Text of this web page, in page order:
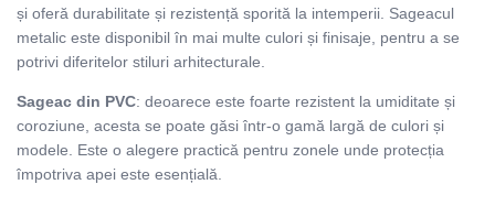
și oferă durabilitate și rezistență sporită la intemperii. Sageacul
metalic este disponibil în mai multe culori și finisaje, pentru a se
potrivi diferitelor stiluri arhitecturale.
Sageac din PVC: deoarece este foarte rezistent la umiditate și
coroziune, acesta se poate găsi într-o gamă largă de culori și
modele. Este o alegere practică pentru zonele unde protecția
împotriva apei este esențială.